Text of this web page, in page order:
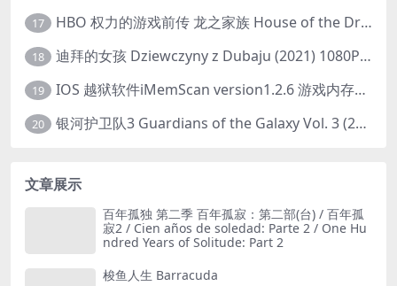
17 HBO 权力的游戏前传 龙之家族 House of the Dragon (2022) 中字 1080P 更新4集
18 迪拜的女孩 Dziewczyny z Dubaju (2021) 1080P 中字
19 IOS 越狱软件iMemScan version1.2.6 游戏内存修改器
20 银河护卫队3 Guardians of the Galaxy Vol. 3 (2023)4K高清资源1080p只分享精品
文章展示
百年孤独 第二季 百年孤寂：第二部(台) / 百年孤
寂2 / Cien años de soledad: Parte 2 / One Hu
ndred Years of Solitude: Part 2
梭鱼人生 Barracuda